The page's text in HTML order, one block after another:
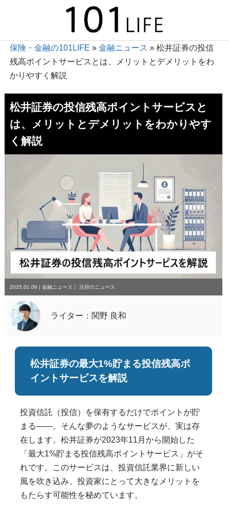
保険・金融の101LIFE » 金融ニュース » 松井証券の投信
残高ポイントサービスとは、メリットとデメリットをわ
かりやすく解説
松井証券の投信残高ポイントサービスと
は、メリットとデメリットをわかりやす
く解説
2025.01.09 | 金融ニュース ｜ 注目のニュース
ライター：関野 良和
松井証券の最大1%貯まる投信残高ポ
イントサービスを解説
投資信託（投信）を保有するだけでポイントが貯
まる――。そんな夢のようなサービスが、実は存
在します。松井証券が2023年11月から開始した
「最大1%貯まる投信残高ポイントサービス」がそ
れです。このサービスは、投資信託業界に新しい
風を吹き込み、投資家にとって大きなメリットを
もたらす可能性を秘めています。